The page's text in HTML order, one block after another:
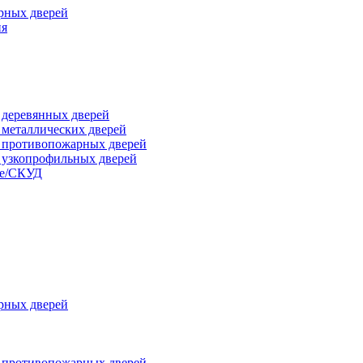
дверей
дверей
дверей
дверей
дверей
СКУД
дверей